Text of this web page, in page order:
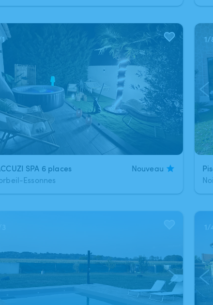
1
SPA 6 places
Nouveau
Essonnes
1/
1/